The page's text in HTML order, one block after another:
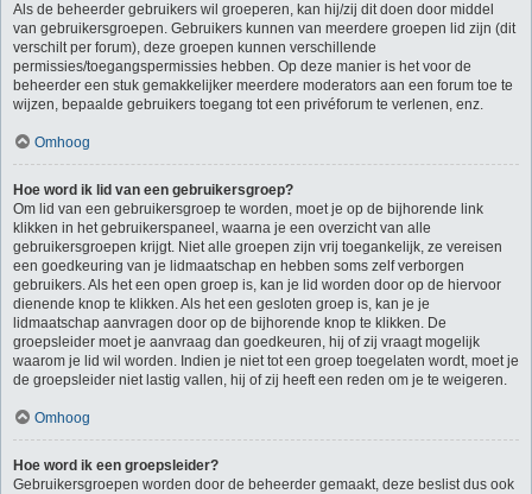
Als de beheerder gebruikers wil groeperen, kan hij/zij dit doen door middel
van gebruikersgroepen. Gebruikers kunnen van meerdere groepen lid zijn (dit
verschilt per forum), deze groepen kunnen verschillende
permissies/toegangspermissies hebben. Op deze manier is het voor de
beheerder een stuk gemakkelijker meerdere moderators aan een forum toe te
wijzen, bepaalde gebruikers toegang tot een privéforum te verlenen, enz.
Omhoog
Hoe word ik lid van een gebruikersgroep?
Om lid van een gebruikersgroep te worden, moet je op de bijhorende link
klikken in het gebruikerspaneel, waarna je een overzicht van alle
gebruikersgroepen krijgt. Niet alle groepen zijn vrij toegankelijk, ze vereisen
een goedkeuring van je lidmaatschap en hebben soms zelf verborgen
gebruikers. Als het een open groep is, kan je lid worden door op de hiervoor
dienende knop te klikken. Als het een gesloten groep is, kan je je
lidmaatschap aanvragen door op de bijhorende knop te klikken. De
groepsleider moet je aanvraag dan goedkeuren, hij of zij vraagt mogelijk
waarom je lid wil worden. Indien je niet tot een groep toegelaten wordt, moet je
de groepsleider niet lastig vallen, hij of zij heeft een reden om je te weigeren.
Omhoog
Hoe word ik een groepsleider?
Gebruikersgroepen worden door de beheerder gemaakt, deze beslist dus ook